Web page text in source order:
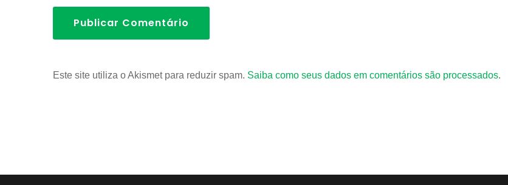
Publicar Comentário
Este site utiliza o Akismet para reduzir spam. Saiba como seus dados em comentários são processados.